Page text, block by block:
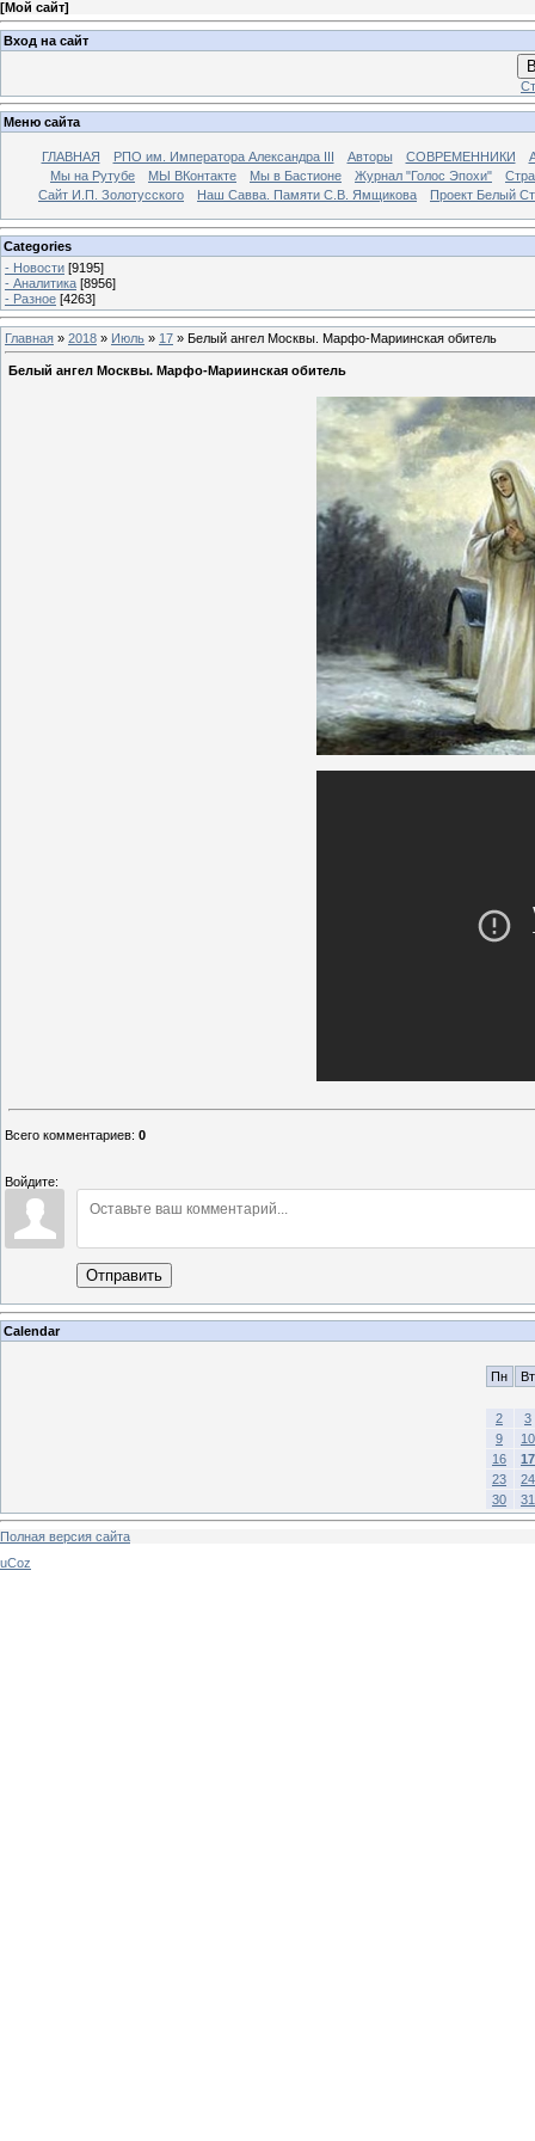
[Мой сайт]
Вход на сайт
Меню сайта
ГЛАВНАЯ РПО им. Императора Александра III Авторы СОВРЕМЕННИКИ
Мы на Рутубе
МЫ ВКонтакте Мы в Бастионе Журнал "Голос Эпохи"
Сайт И.П. Золотусского
Наш Савва. Памяти С.В. Ямщикова Проект Белый
Categories
- Новости [9195]
- Аналитика [8956]
- Разное [4263]
Главная » 2018 » Июль » 17 » Белый ангел Москвы. Марфо-Мариинская обитель
Белый ангел Москвы. Марфо-Мариинская обитель
Всего комментариев: 0
Войдите:
Отправить
Calendar
Пн Вт
2
3
9
10
16
17
23
24
30
31
Полная версия сайта
uCoz